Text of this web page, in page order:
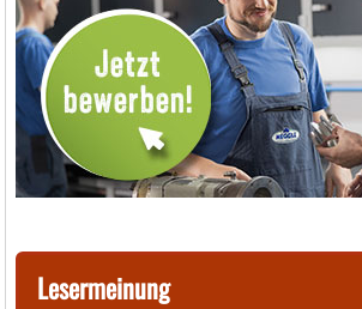
Lesermeinung